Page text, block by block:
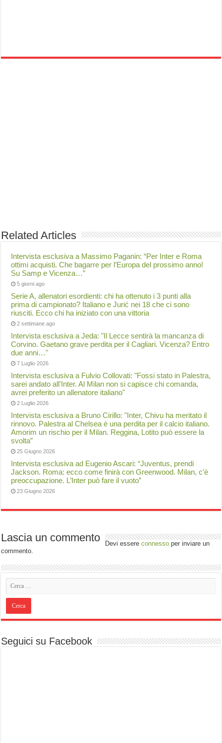
Related Articles
Intervista esclusiva a Massimo Paganin: “Per Inter e Roma
ottimi acquisti. Che bagarre per l’Europa del prossimo anno!
Su Samp e Vicenza…”
5 giorni ago
Serie A, allenatori esordienti: chi ha ottenuto i 3 punti alla
prima di campionato? Italiano e Jurić nei 18 che ci sono
riusciti. Ecco chi ha iniziato con una vittoria
2 settimane ago
Intervista esclusiva a Jeda: "Il Lecce sentirà la mancanza di
Corvino. Gaetano grave perdita per il Cagliari. Vicenza? Entro
due anni…"
7 Luglio 2026
Intervista esclusiva a Fulvio Collovati: "Fossi stato in Palestra,
sarei andato all'Inter. Al Milan non si capisce chi comanda,
avrei preferito un allenatore italiano"
2 Luglio 2026
Intervista esclusiva a Bruno Cirillo: "Inter, Chivu ha meritato il
rinnovo. Palestra al Chelsea è una perdita per il calcio italiano.
Amorim un rischio per il Milan. Reggina, Lotito può essere la
svolta”
25 Giugno 2026
Intervista esclusiva ad Eugenio Ascari: “Juventus, prendi
Jackson. Roma: ecco come finirà con Greenwood. Milan, c’è
preoccupazione. L’Inter può fare il vuoto”
23 Giugno 2026
Lascia un commento Devi essereconnesso per inviare un
commento.
Seguici su Facebook